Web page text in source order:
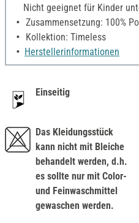
Nicht geeignet für Kinder
Zusammensetzung: 100%
Kollektion: Timeless
Herstellerinformationen
Einseitig
Das Kleidungsstück
kann nicht mit Bleiche
behandelt werden, d.h.
es sollte nur mit Color-
und Feinwaschmittel
gewaschen werden.